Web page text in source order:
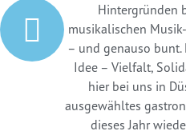
Hintergründen
musikalischen
– und genauso bunt.
Idee – Vielfalt,
hier bei uns in
ausgewähltes
dieses Jahr